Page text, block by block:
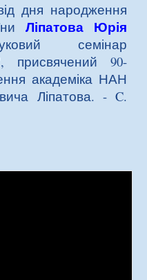
дня народження
Ліпатова Юрія
семінар
присвячений 90-
академіка НАН
Ліпатова. - C.